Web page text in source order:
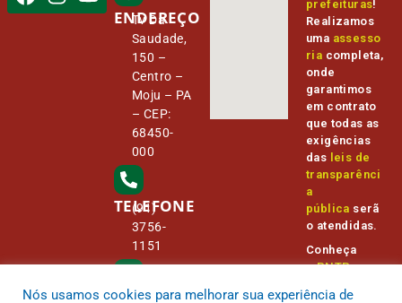
ENDEREÇO
Tv Da
Saudade,
150 –
Centro –
Moju – PA
– CEP:
68450-
000
TELEFONE
(91)
3756-
1151
prefeituras!
Realizamos
uma assesso
ria completa,
onde
garantimos
em contrato
que todas as
exigências
das leis de
transparênci
a
pública serã
o atendidas.
Conheça
oPNTPe
Nós usamos cookies para melhorar sua experiência de